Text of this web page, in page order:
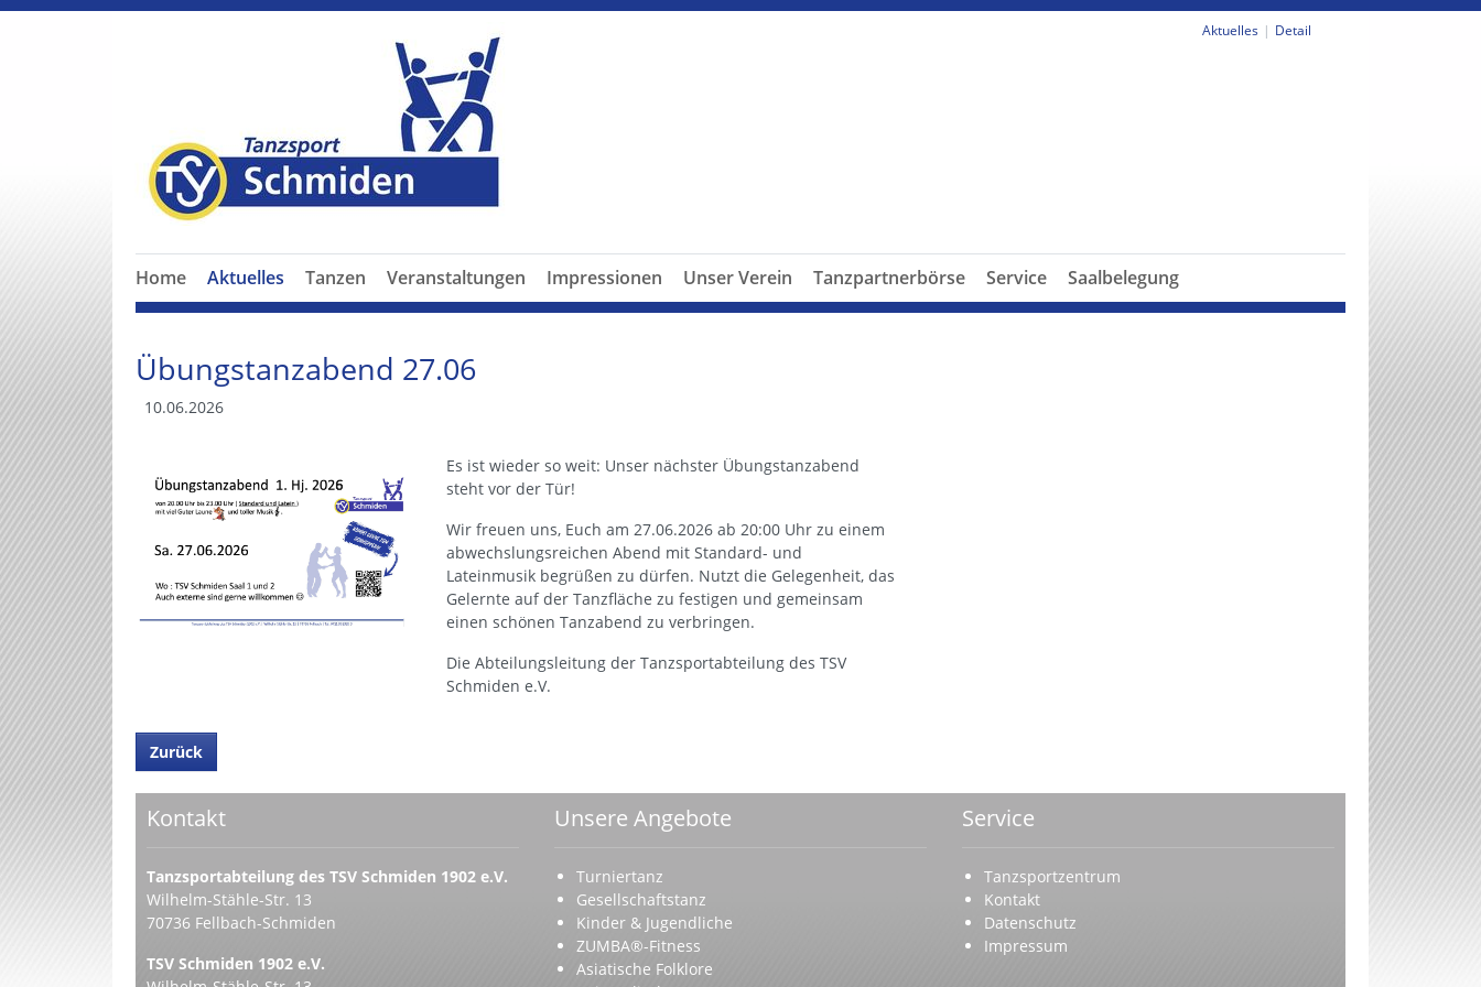
Aktuelles Detail
Home Aktuelles Tanzen Veranstaltungen Impressionen Unser Verein Tanzpartnerbörse Service Saalbelegung
Übungstanzabend 27.06
10.06.2026
Es ist wieder so weit: Unser nächster Übungstanzabend
steht vor der Tür!
Wir freuen uns, Euch am 27.06.2026 ab 20:00 Uhr zu einem
abwechslungsreichen Abend mit Standard- und
Lateinmusik begrüßen zu dürfen. Nutzt die Gelegenheit, das
Gelernte auf der Tanzfläche zu festigen und gemeinsam
einen schönen Tanzabend zu verbringen.
Die Abteilungsleitung der Tanzsportabteilung des TSV
Schmiden e.V.
Zurück
Kontakt
Tanzsportabteilung des TSV Schmiden 1902 e.V.
Wilhelm-Stähle-Str. 13
70736 Fellbach-Schmiden
TSV Schmiden 1902 e.V.
Unsere Angebote
Turniertanz
Gesellschaftstanz
Kinder & Jugendliche
ZUMBA®-Fitness
Asiatische Folklore
Service
Tanzsportzentrum
Kontakt
Datenschutz
Impressum